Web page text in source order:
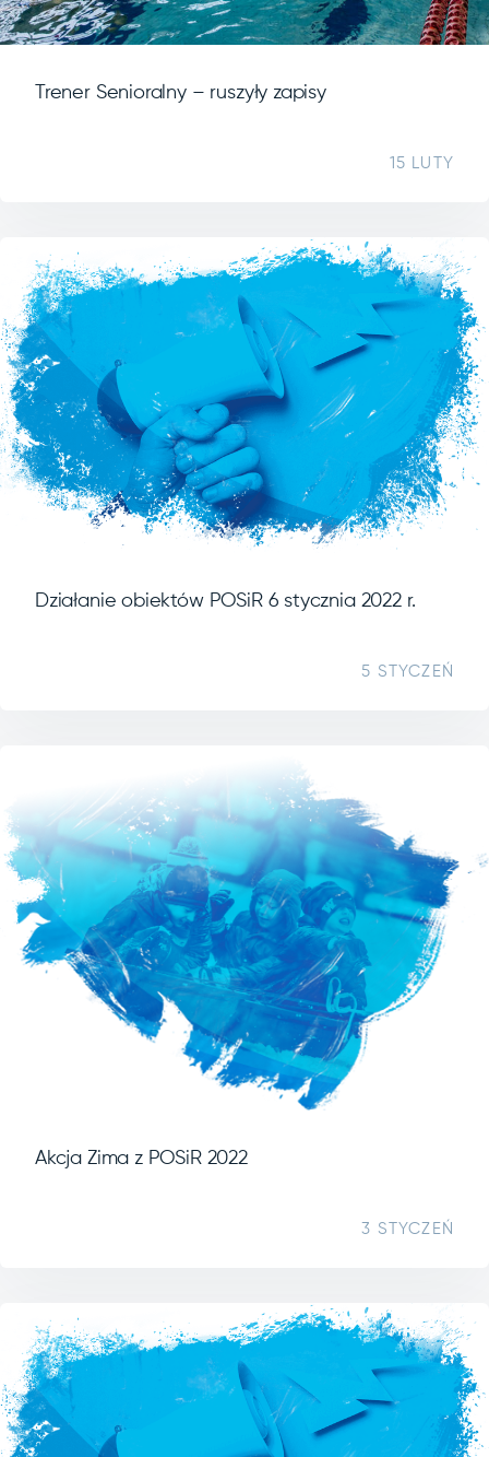
Trener Senioralny – ruszyły zapisy
15 LUTY
Działanie obiektów POSiR 6 stycznia 2022 r.
5 STYCZEŃ
Akcja Zima z POSiR 2022
3 STYCZEŃ